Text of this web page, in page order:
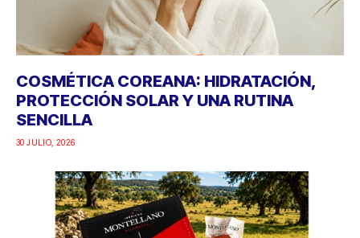
COSMÉTICA COREANA: HIDRATACIÓN,
PROTECCIÓN SOLAR Y UNA RUTINA
SENCILLA
30 JULIO, 2026